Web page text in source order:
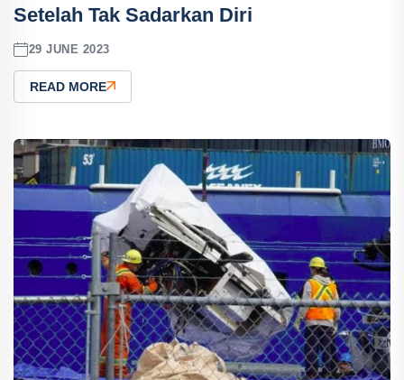
Setelah Tak Sadarkan Diri
29 JUNE 2023
READ MORE